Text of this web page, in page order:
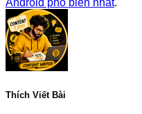
Android phổ biến nhất.
Thích Viết Bài